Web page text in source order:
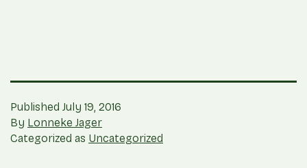
Published July 19, 2016
By Lonneke Jager
Categorized as Uncategorized